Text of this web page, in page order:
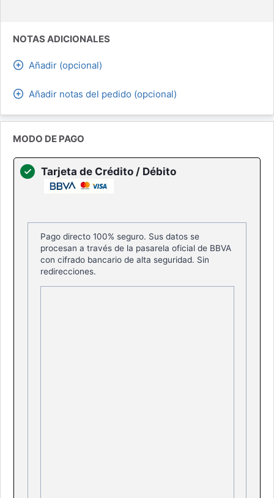
NOTAS ADICIONALES
Añadir (opcional)
Añadir notas del pedido (opcional)
Pago
MODO DE PAGO
Tarjeta de Crédito / Débito
Pago directo 100% seguro. Sus datos se
procesan a través de la pasarela oficial de BBVA
con cifrado bancario de alta seguridad. Sin
redirecciones.